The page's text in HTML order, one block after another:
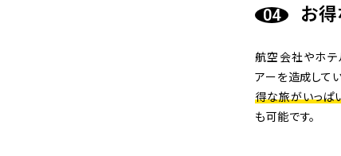
お
航空会社やホテ
アーを造成して
得な旅がいっぱ
も可能です。